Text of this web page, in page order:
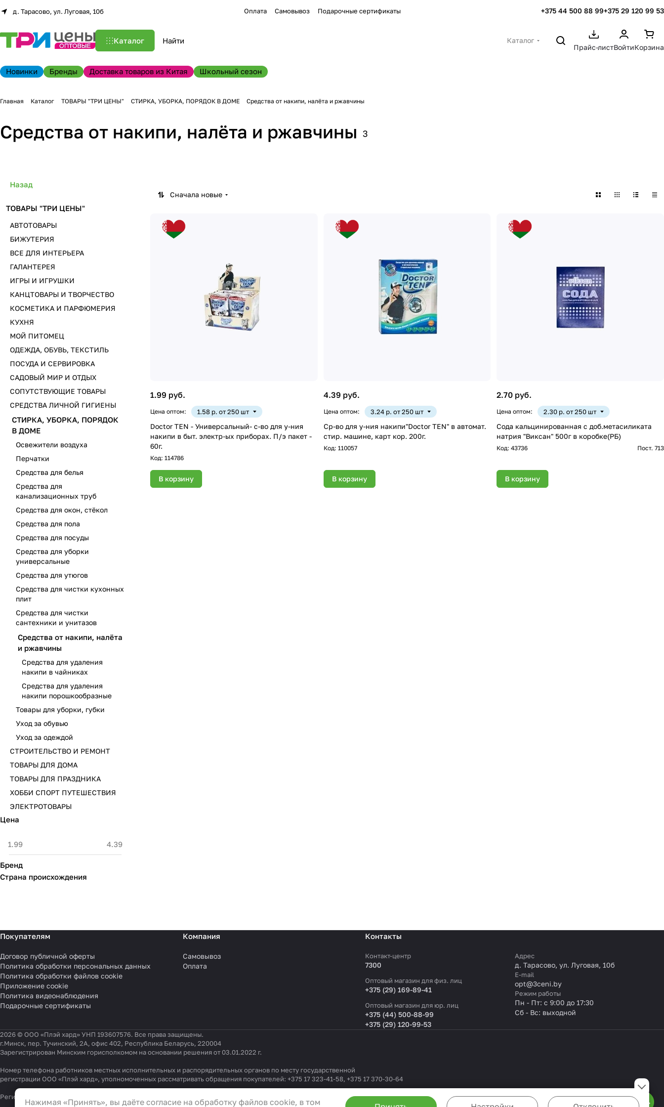
д. Тарасово, ул. Луговая, 10б Оплата Самовывоз Подарочные сертификаты +375 44 500 88 99+375 29 120 99 53
Каталог
Каталог
Прайс-листВойтиКорзина
Новинки Бренды Доставка товаров из Китая Школьный сезон
Главная Каталог ТОВАРЫ "ТРИ ЦЕНЫ" СТИРКА, УБОРКА, ПОРЯДОК В ДОМЕ Средства от накипи, налёта и ржавчины
Средства от накипи, налёта и ржавчины 3
Сначала новые
1.99 руб.
Цена оптом: 1.58 р. от 250 шт
Doctor TEN - Универсальный- с-во для у-ния
накипи в быт. электр-ых приборах. П/э пакет -
60г.
Код: 114786
В корзину
4.39 руб.
Цена оптом: 3.24 р. от 250 шт
Ср-во для у-ния накипи"Doctor TEN" в автомат.
стир. машине, карт кор. 200г.
Код: 110057
В корзину
2.70 руб.
Цена оптом: 2.30 р. от 250 шт
Сода кальцинированная с доб.метасиликата
натрия "Виксан" 500г в коробке(РБ)
Код:43736 Пост. 713
В корзину
Назад
ТОВАРЫ "ТРИ ЦЕНЫ"
АВТОТОВАРЫ
БИЖУТЕРИЯ
ВСЕ ДЛЯ ИНТЕРЬЕРА
ГАЛАНТЕРЕЯ
ИГРЫ И ИГРУШКИ
КАНЦТОВАРЫ И ТВОРЧЕСТВО
КОСМЕТИКА И ПАРФЮМЕРИЯ
КУХНЯ
МОЙ ПИТОМЕЦ
ОДЕЖДА, ОБУВЬ, ТЕКСТИЛЬ
ПОСУДА И СЕРВИРОВКА
САДОВЫЙ МИР И ОТДЫХ
СОПУТСТВУЮЩИЕ ТОВАРЫ
СРЕДСТВА ЛИЧНОЙ ГИГИЕНЫ
СТИРКА, УБОРКА, ПОРЯДОК
В ДОМЕ
Освежители воздуха
Перчатки
Средства для белья
Средства для
канализационных труб
Средства для окон, стёкол
Средства для пола
Средства для посуды
Средства для уборки
универсальные
Средства для утюгов
Средства для чистки кухонных
плит
Средства для чистки
сантехники и унитазов
Средства от накипи, налёта
и ржавчины
Средства для удаления
накипи в чайниках
Средства для удаления
накипи порошкообразные
Товары для уборки, губки
Уход за обувью
Уход за одеждой
СТРОИТЕЛЬСТВО И РЕМОНТ
ТОВАРЫ ДЛЯ ДОМА
ТОВАРЫ ДЛЯ ПРАЗДНИКА
ХОББИ СПОРТ ПУТЕШЕСТВИЯ
ЭЛЕКТРОТОВАРЫ
Цена
Бренд
Страна происхождения
Покупателям
Договор публичной оферты
Политика обработки персональных данных
Политика обработки файлов cookie
Приложение cookie
Политика видеонаблюдения
Подарочные сертификаты
Компания
Самовывоз
Оплата
Контакты
Контакт-центр
7300
Оптовый магазин для физ. лиц
+375 (29) 169-89-41
Оптовый магазин для юр. лиц
+375 (44) 500-88-99
+375 (29) 120-99-53
Адрес
д. Тарасово, ул. Луговая, 10б
E-mail
opt@3ceni.by
Режим работы
Пн - Пт: с 9:00 до 17:30
Сб - Вс: выходной
2026 © ООО «Плэй хард» УНП 193607576. Все права защищены.
г.Минск, пер. Тучинский, 2А, офис 402, Республика Беларусь, 220004
Зарегистрирован Минским горисполкомом на основании решения от 03.01.2022 г.
Номер телефона работников местных исполнительных и распорядительных органов по месту государственной
регистрации ООО «Плэй хард», уполномоченных рассматривать обращения покупателей: +375 17 323-41-58, +375 17 370-30-64
Регистрационный номер в Торговом реестре Республики Беларусь 541404 от 19.09.2022
Нажимая «Принять», вы даёте согласие на обработку файлов cookie, в том